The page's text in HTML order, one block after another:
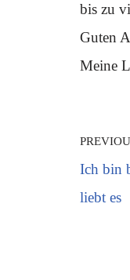
bis zu
Guten
Meine
Ich bin
liebt es